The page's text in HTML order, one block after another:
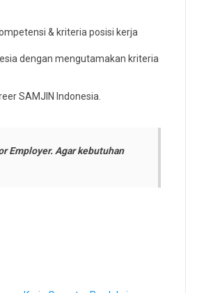
& kriteria posisi kerja
dengan mengutamakan kriteria
SAMJIN Indonesia.
Employer. Agar kebutuhan